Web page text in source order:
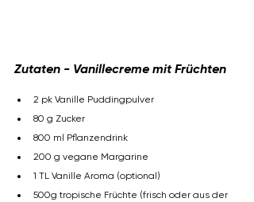
Zutaten - Vanillecreme mit Früchten
2 pk Vanille Puddingpulver
80 g Zucker
800 ml Pflanzendrink
200 g vegane Margarine
1 TL Vanille Aroma (optional)
500g tropische Früchte (frisch oder aus der